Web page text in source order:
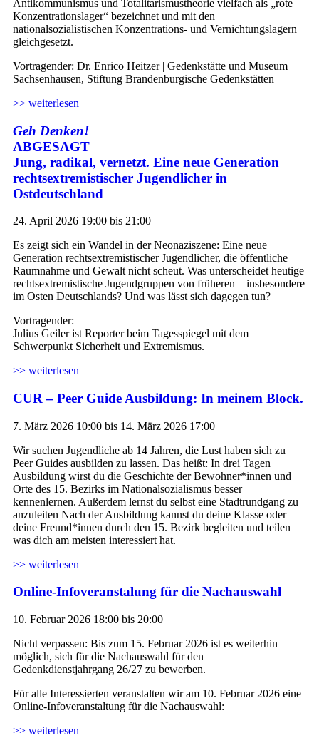
Antikommunismus und Totalitarismustheorie vielfach als „rote
Konzentrationslager“ bezeichnet und mit den
nationalsozialistischen Konzentrations- und Vernichtungslagern
gleichgesetzt.
Vortragender: Dr. Enrico Heitzer | Gedenkstätte und Museum
Sachsenhausen, Stiftung Brandenburgische Gedenkstätten
>> weiterlesen
Geh Denken!
ABGESAGT
Jung, radikal, vernetzt. Eine neue Generation
rechtsextremistischer Jugendlicher in
Ostdeutschland
24. April 2026 19:00 bis 21:00
Es zeigt sich ein Wandel in der Neonaziszene: Eine neue
Generation rechtsextremistischer Jugendlicher, die öffentliche
Raumnahme und Gewalt nicht scheut. Was unterscheidet heutige
rechtsextremistische Jugendgruppen von früheren – insbesondere
im Osten Deutschlands? Und was lässt sich dagegen tun?
Vortragender:
Julius Geiler ist Reporter beim Tagesspiegel mit dem
Schwerpunkt Sicherheit und Extremismus.
>> weiterlesen
CUR – Peer Guide Ausbildung: In meinem Block.
7. März 2026 10:00 bis 14. März 2026 17:00
Wir suchen Jugendliche ab 14 Jahren, die Lust haben sich zu
Peer Guides ausbilden zu lassen. Das heißt: In drei Tagen
Ausbildung wirst du die Geschichte der Bewohner*innen und
Orte des 15. Bezirks im Nationalsozialismus besser
kennenlernen. Außerdem lernst du selbst eine Stadtrundgang zu
anzuleiten Nach der Ausbildung kannst du deine Klasse oder
deine Freund*innen durch den 15. Bezirk begleiten und teilen
was dich am meisten interessiert hat.
>> weiterlesen
Online-Infoveranstalung für die Nachauswahl
10. Februar 2026 18:00 bis 20:00
Nicht verpassen: Bis zum 15. Februar 2026 ist es weiterhin
möglich, sich für die Nachauswahl für den
Gedenkdienstjahrgang 26/27 zu bewerben.
Für alle Interessierten veranstalten wir am 10. Februar 2026 eine
Online-Infoveranstaltung für die Nachauswahl:
>> weiterlesen